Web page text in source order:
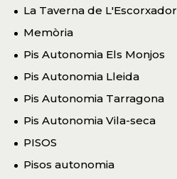
La Taverna de L'Escorxador
Memòria
Pis Autonomia Els Monjos
Pis Autonomia Lleida
Pis Autonomia Tarragona
Pis Autonomia Vila-seca
PISOS
Pisos autonomia